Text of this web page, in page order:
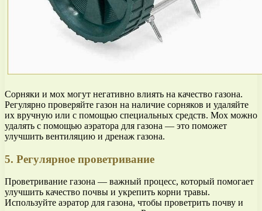
Сорняки и мох могут негативно влиять на качество газона.
Регулярно проверяйте газон на наличие сорняков и удаляйте
их вручную или с помощью специальных средств. Мох можно
удалять с помощью аэратора для газона — это поможет
улучшить вентиляцию и дренаж газона.
5. Регулярное проветривание
Проветривание газона — важный процесс, который помогает
улучшить качество почвы и укрепить корни травы.
Используйте аэратор для газона, чтобы проветрить почву и